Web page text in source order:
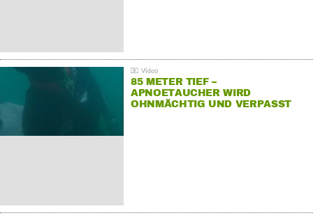
85 METER TIEF –
APNOETAUCHER WIRD
OHNMÄCHTIG UND VERPASST